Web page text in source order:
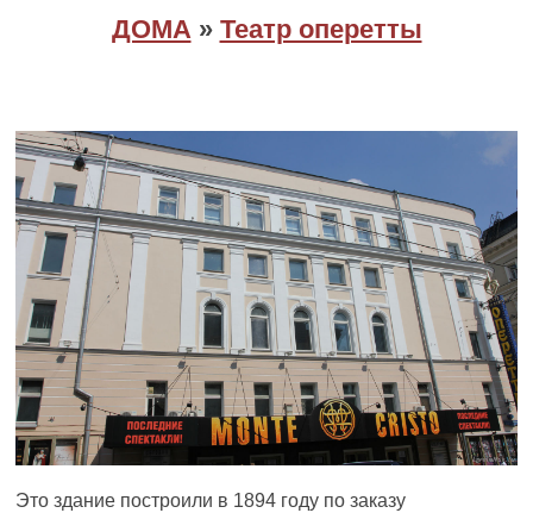
ДОМА » Театр оперетты
Это здание построили в 1894 году по заказу